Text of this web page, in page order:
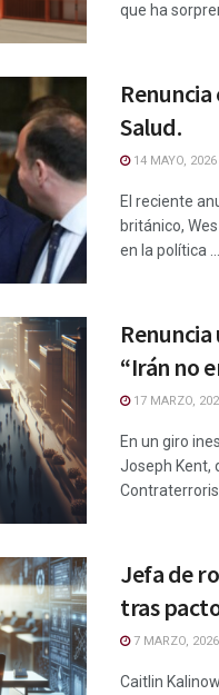
que ha
Salud.
14 MAYO, 2026
El reciente
británico,
en la política ...
“Irán no
17 MARZO,
En un giro
Joseph Kent,
Jefa de
tras
7 MARZO, 2026
Caitlin